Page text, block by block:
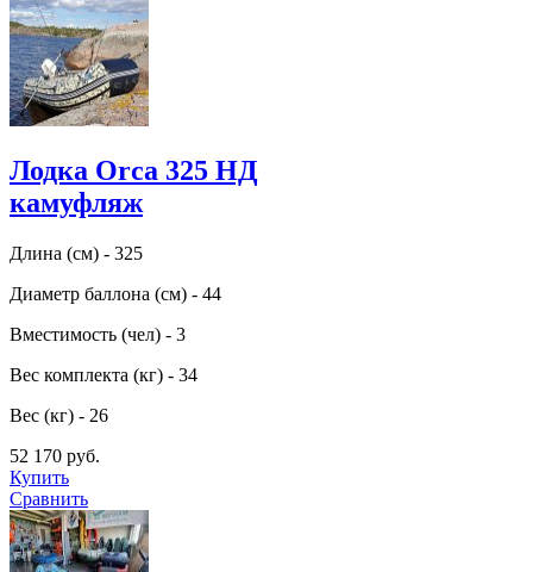
Лодка Orca 325 НД
камуфляж
Длина (см) - 325
Диаметр баллона (см) - 44
Вместимость (чел) - 3
Вес комплекта (кг) - 34
Вес (кг) - 26
52 170 руб.
Купить
Сравнить